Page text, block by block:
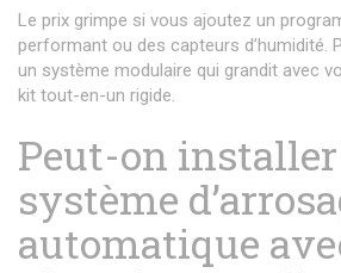
Le prix grimpe si vous ajoutez un
performant ou des capteurs d’humidité.
un système modulaire qui grandit avec
kit tout-en-un rigide.
Peut-on
système
automatique